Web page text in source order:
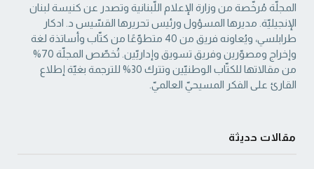
المجلّة مُرخّصة من وزارة الإعلام اللّبنانية وتصدر عن كنيسة لبنان
الإنجيليّة. مديرها المسؤول ‏ورئيس تحريرها القسّيس د. ادكار
طرابلسي، ويُعاونه فريق من 40 متطوّعًا من كتّاب وأساتذة لغة
‏وإخراج ومصوّرين وفريق تسويق وإداريّين. تُخصّص المجلّة 70%
من مقالاتها للكتّاب الوطنيّين ‏وتترك 30% للترجمة بغيّة إطلاع
القارئ على الفكر المسيحيّ العالميّ.‏
مقالات حديثة